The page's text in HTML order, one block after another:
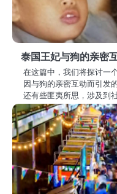
泰国王妃与狗的亲密
在这篇中，我们将探讨一
因与狗的亲密互动而引发
还有些匪夷所思，涉及到